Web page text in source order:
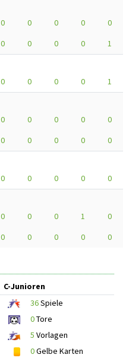
0 0 0 0
0
0 0 0 0
1
0 0 0 0
1
0 0 0 0
0
0 0 0 0
0
0 0 0 0
0
0 0 0 1
0
0 0 0 0 0
C-Junioren
36Spiele
0Tore
5 Vorlagen
0Gelbe Karten